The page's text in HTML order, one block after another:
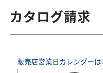
カタログ請求
販売店営業日カレンダー